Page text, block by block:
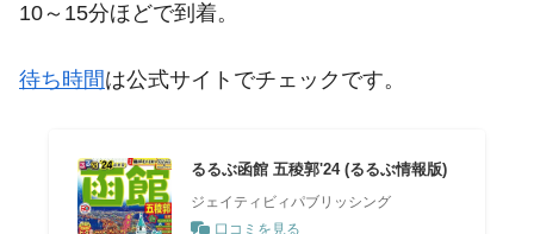
10～15分ほどで到着。
待ち時間は公式サイトでチェックです。
るるぶ函館 五稜郭'24 (るるぶ情報版)
ジェイティビィパブリッシング
口コミを見る